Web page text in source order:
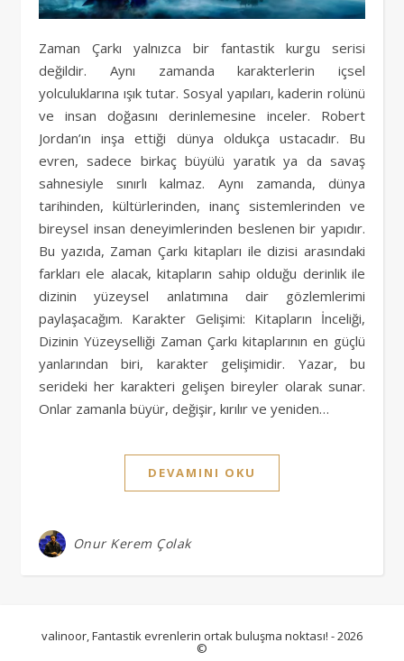
Zaman Çarkı yalnızca bir fantastik kurgu serisi
değildir. Aynı zamanda karakterlerin içsel
yolculuklarına ışık tutar. Sosyal yapıları, kaderin rolünü
ve insan doğasını derinlemesine inceler. Robert
Jordan’ın inşa ettiği dünya oldukça ustacadır. Bu
evren, sadece birkaç büyülü yaratık ya da savaş
sahnesiyle sınırlı kalmaz. Aynı zamanda, dünya
tarihinden, kültürlerinden, inanç sistemlerinden ve
bireysel insan deneyimlerinden beslenen bir yapıdır.
Bu yazıda, Zaman Çarkı kitapları ile dizisi arasındaki
farkları ele alacak, kitapların sahip olduğu derinlik ile
dizinin yüzeysel anlatımına dair gözlemlerimi
paylaşacağım. Karakter Gelişimi: Kitapların İnceliği,
Dizinin Yüzeyselliği Zaman Çarkı kitaplarının en güçlü
yanlarından biri, karakter gelişimidir. Yazar, bu
serideki her karakteri gelişen bireyler olarak sunar.
Onlar zamanla büyür, değişir, kırılır ve yeniden…
DEVAMINI OKU
Onur Kerem Çolak
valinoor, Fantastik evrenlerin ortak buluşma noktası! - 2026
©